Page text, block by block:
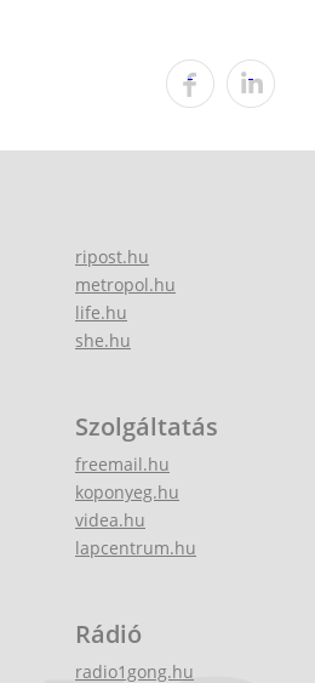
ripost.hu
metropol.hu
life.hu
she.hu
Szolgáltatás
freemail.hu
koponyeg.hu
videa.hu
lapcentrum.hu
Rádió
radio1gong.hu